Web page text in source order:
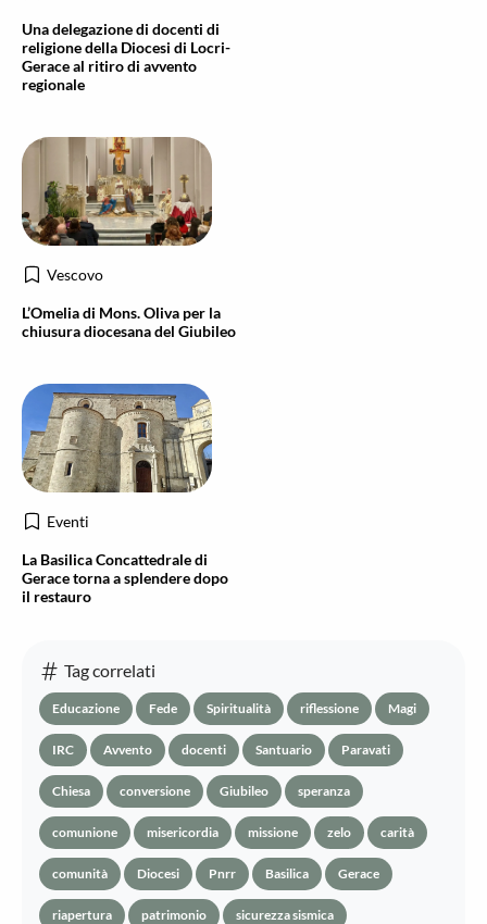
Una delegazione di docenti di
religione della Diocesi di Locri-
Gerace al ritiro di avvento
regionale
Vescovo
L’Omelia di Mons. Oliva per la
chiusura diocesana del Giubileo
Eventi
La Basilica Concattedrale di
Gerace torna a splendere dopo
il restauro
Tag correlati
Educazione Fede Spiritualità riflessione Magi
IRC Avvento docenti Santuario Paravati
Chiesa conversione Giubileo speranza
comunione misericordia missione zelo carità
comunità Diocesi Pnrr Basilica Gerace
riapertura patrimonio sicurezza sismica